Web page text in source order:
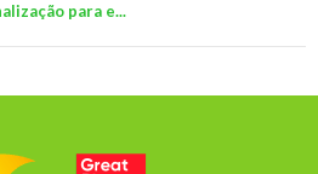
para e...